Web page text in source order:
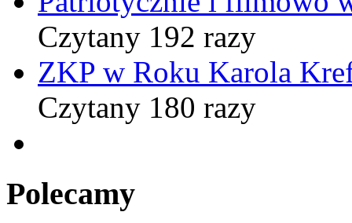
Czytany 192 razy
ZKP w Roku Karola
Czytany 180 razy
Polecamy